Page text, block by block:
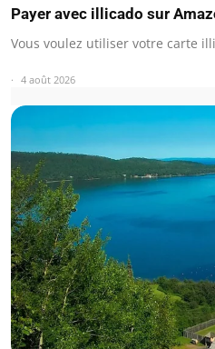
Payer avec illicado sur
Vous voulez utiliser votre carte
4 août 2026